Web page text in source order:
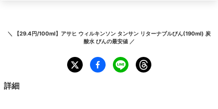
＼
【29.4円/100ml】アサヒ ウィルキンソン タンサン リターナブルびん(190ml) 炭
酸水 びんの最安値 ／
詳細